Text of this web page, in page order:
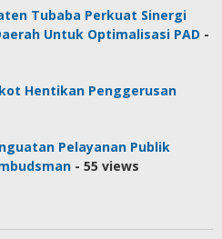
Tubaba Perkuat Sinergi
Untuk Optimalisasi PAD -
Hentikan Penggerusan
Pelayanan Publik
- 55 views